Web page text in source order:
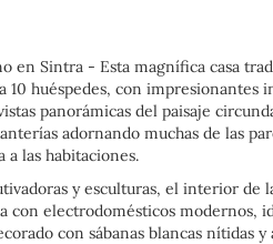
en Sintra - Esta magnífica casa
10 huéspedes, con impresionantes
panorámicas del paisaje
adornando muchas de las
a las habitaciones.
y esculturas, el interior de
con electrodomésticos modernos,
con sábanas blancas nítidas y